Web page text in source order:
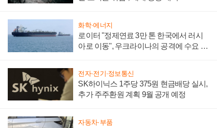
화학·에너지
로이터 "정제연료 3만 톤 한국에서 러시
아로 이동", 우크라이나의 공격에 수요 늘
전자·전기·정보통신
SK하이닉스 1주당 375원 현금배당 실시,
추가 주주환원 계획 9월 공개 예정
자동차·부품